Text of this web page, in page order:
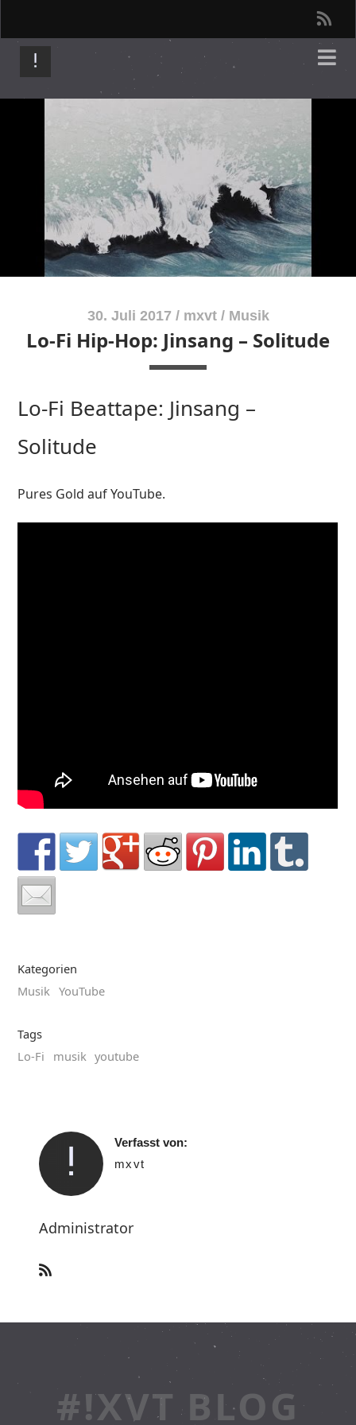
s
30. Juli 2017 / mxvt / Musik
Lo-Fi Hip-Hop: Jinsang – Solitude
Lo-Fi Beattape: Jinsang –
Solitude
Pures Gold auf YouTube.
Kategorien
Musik YouTube
Tags
Lo-Fi
musik youtube
Verfasst von:
mxvt
Administrator
#!XVT BLOG